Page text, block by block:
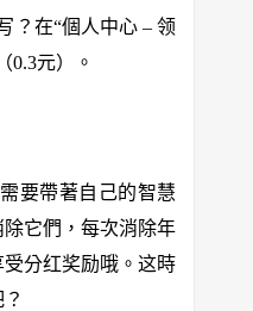
？在“個人中心 – 领
0.3元）。
要帶著自己的智慧
它們，每次消除年
分红奖励哦。这時